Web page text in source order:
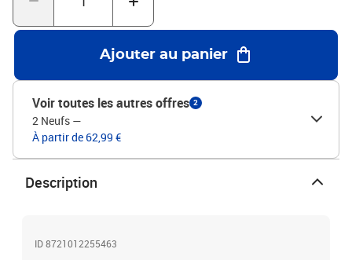
murs. Si vous n'êtes pas sûr, vous pouvez consulter un
professionnel. Veuillez lire et suivre chaque étape des
instructions.Couleur : sonoma grisMatériau : bois
d'ingénierieDimensions : 80 x 30 x 41 cm (L x l x H)Assemblage
requis : oui
Ajouter au panier
Voir toutes les autres offres 2
2 Neufs —
À partir de 62,99 €
Description
ID 8721012255463